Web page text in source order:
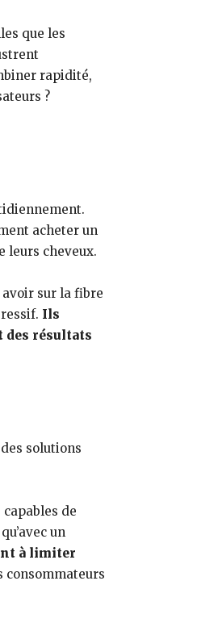
que les
rapidité,
?
acheter un
leurs cheveux.
sur la fibre
Ils
des résultats
solutions
de
un
à limiter
consommateurs